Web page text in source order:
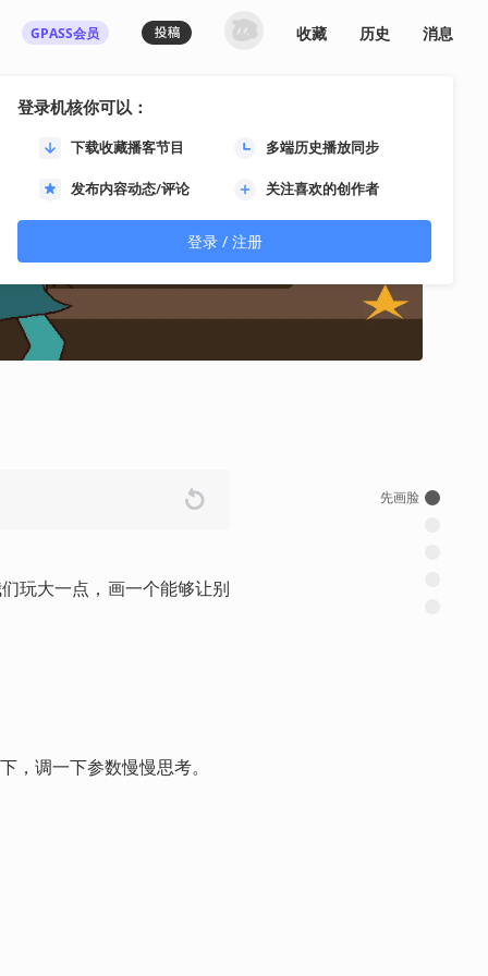
GPASS会员
登录机核你可以：
下载收藏播客节目 多端历史播放同步
发布内容动态/评论 关注喜欢的创作者
登录 / 注册
收藏 历史 消息
玩大一点，画一个能够让别
，调一下参数慢慢思考。
先画脸